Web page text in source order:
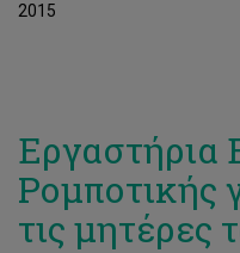
2015
Εργαστήρια
Ρομποτικής
τις μητέρες